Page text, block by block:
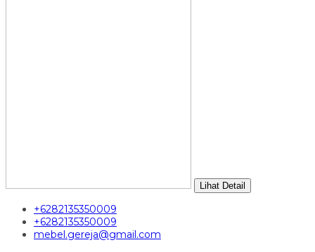
Lihat Detail
+6282135350009
+6282135350009
mebel.gereja@gmail.com